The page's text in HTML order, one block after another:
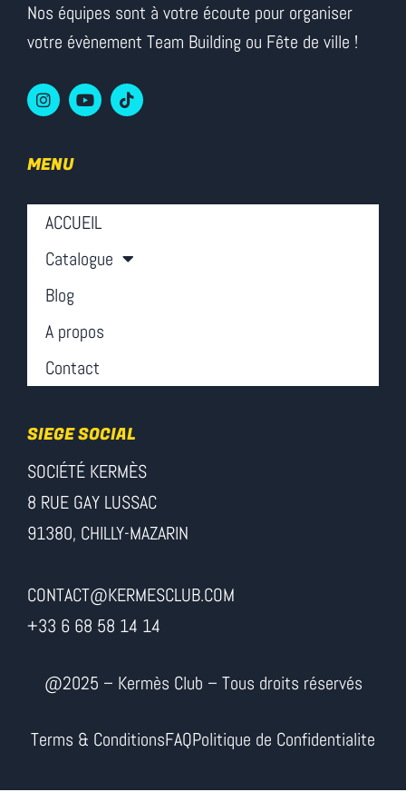
Nos équipes sont à votre écoute pour organiser
votre évènement Team Building ou Fête de ville !
MENU
ACCUEIL
Catalogue
Blog
A propos
Contact
SIEGE SOCIAL
SOCIÉTÉ KERMÈS
8 RUE GAY LUSSAC
91380, CHILLY-MAZARIN
CONTACT@KERMESCLUB.COM
+33 6 68 58 14 14
@2025 – Kermès Club – Tous droits réservés
Terms & ConditionsFAQPolitique de Confidentialite